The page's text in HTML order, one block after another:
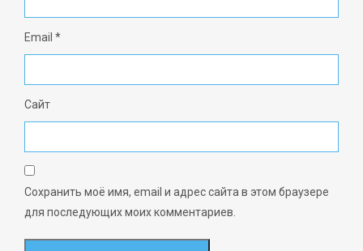
Email *
Сайт
Сохранить моё имя, email и адрес сайта в этом браузере
для последующих моих комментариев.